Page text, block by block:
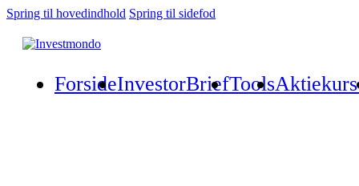
Spring til hovedindhold Spring til sidefod
ForsideInvestorBriefTools